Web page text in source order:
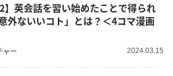
】英会話を習い始めたことで得られ
外ないいコト」とは？＜4コマ漫画
ャー 2024.03.15